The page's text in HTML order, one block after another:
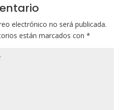
electrónico no será publicada.
están marcados con *